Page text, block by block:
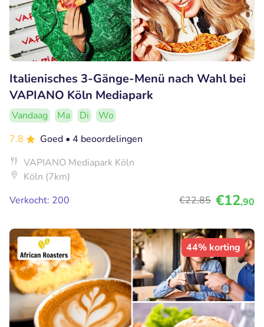
Italienisches 3-Gänge-Menü nach Wahl bei
VAPIANO Köln Mediapark
Vandaag Ma Di
Wo
7.8
Goed • 4 beoordelingen
VAPIANO Mediapark Köln
Köln (7km)
Verkocht: 200
€22,85 €12,90
44% korting